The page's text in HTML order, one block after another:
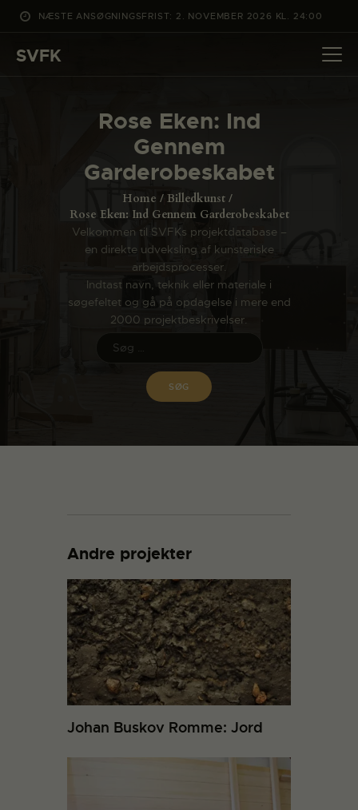
NÆSTE ANSØGNINGSFRIST: 2. NOVEMBER 2026 KL. 24:00
SVFK
Rose Eken: Ind
Gennem
Garderobeskabet
Home
Billedkunst
Rose Eken: Ind Gennem Garderobeskabet
Velkommen til SVFKs projektdatabase –
en direkte udveksling af kunsteriske
arbejdsprocesser.
Indtast navn, teknik eller materiale i
søgefeltet og gå på opdagelse i mere end
2000 projektbeskrivelser.
DET SKER
PROJEKTER
CHANNEL
OM SVFK
ENGLISH
Andre projekter
Johan Buskov Romme: Jord